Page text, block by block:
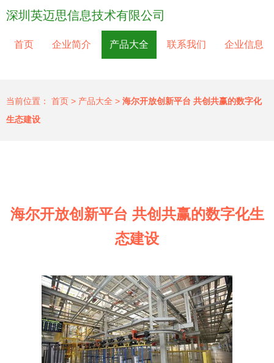
深圳英迈思信息技术有限公司
首页 企业简介 产品大全 联系我们 企业信息
当前位置： 首页 > 产品大全 > 海尔开放创新平台 共创共赢的数字化
生态建设
海尔开放创新平台 共创共赢的数字化生
态建设